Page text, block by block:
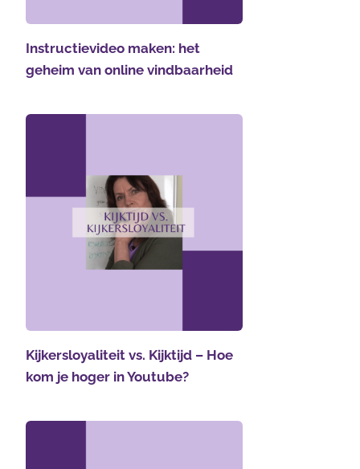
Instructievideo maken: het
geheim van online vindbaarheid
Kijkersloyaliteit vs. Kijktijd – Hoe
kom je hoger in Youtube?